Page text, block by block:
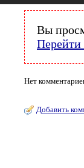
Вы
Нет
Добавить